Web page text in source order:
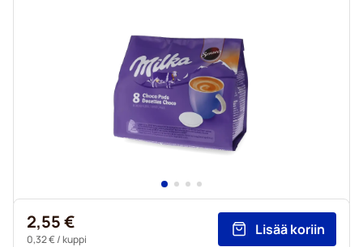
2,55 €
0,32 €/ kuppi
Lisää koriin